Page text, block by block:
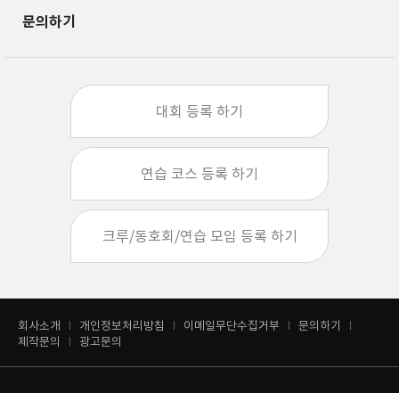
문의하기
대회 등록 하기
연습 코스 등록 하기
크루/동호회/연습 모임 등록 하기
회사소개 개인정보처리방침 이메일무단수집거부
문의하기
제작문의
광고문의